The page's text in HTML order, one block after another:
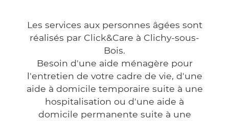
Les services aux personnes âgées sont
réalisés par Click&Care à Clichy-sous-
Bois.
Besoin d'une aide ménagère pour
l'entretien de votre cadre de vie, d'une
aide à domicile temporaire suite à une
hospitalisation ou d'une aide à
domicile permanente suite à une